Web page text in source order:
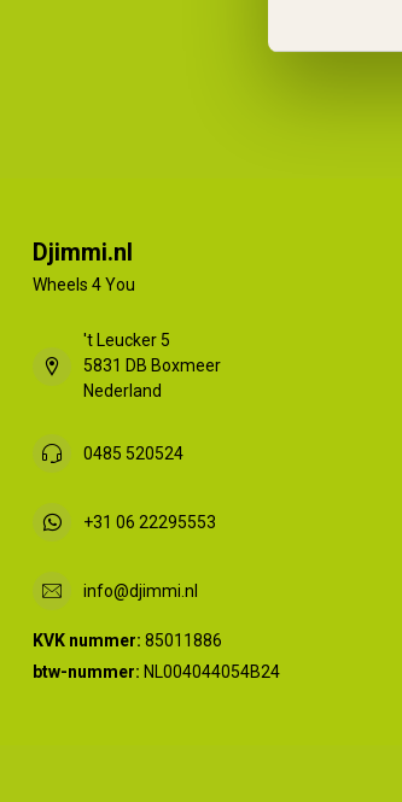
Djimmi.nl
Wheels 4 You
't Leucker 5
5831 DB Boxmeer
Nederland
0485 520524
+31 06 22295553
info@djimmi.nl
KVK nummer: 85011886
btw-nummer: NL004044054B24